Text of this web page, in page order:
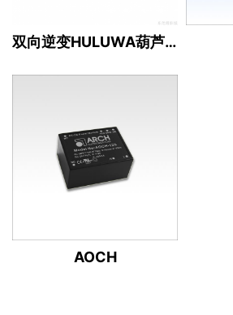
双向逆变HULUWA葫芦娃官网入口（12/13/24/36/48/80V ）
AOCH